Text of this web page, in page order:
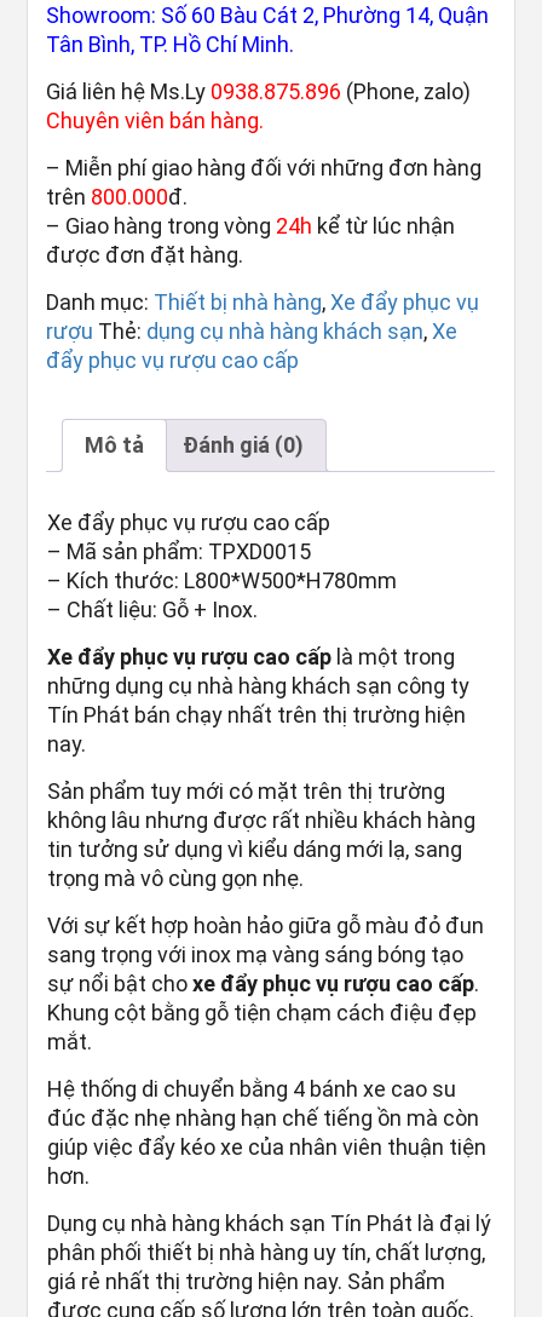
Showroom: Số 60 Bàu Cát 2, Phường 14, Quận
Tân Bình, TP. Hồ Chí Minh.
Giá liên hệ Ms.Ly 0938.875.896 (Phone, zalo)
Chuyên viên bán hàng.
– Miễn phí giao hàng đối với những đơn hàng
trên 800.000đ.
– Giao hàng trong vòng 24h kể từ lúc nhận
được đơn đặt hàng.
Danh mục: Thiết bị nhà hàng,Xe đẩy phục vụ
rượu Thẻ: dụng cụ nhà hàng khách sạn,Xe
đẩy phục vụ rượu cao cấp
Mô tả Đánh giá (0)
Xe đẩy phục vụ rượu cao cấp
– Mã sản phẩm: TPXD0015
– Kích thước: L800*W500*H780mm
– Chất liệu: Gỗ + Inox.
Xe đẩy phục vụ rượu cao cấp là một trong
những dụng cụ nhà hàng khách sạn công ty
Tín Phát bán chạy nhất trên thị trường hiện
nay.
Sản phẩm tuy mới có mặt trên thị trường
không lâu nhưng được rất nhiều khách hàng
tin tưởng sử dụng vì kiểu dáng mới lạ, sang
trọng mà vô cùng gọn nhẹ.
Với sự kết hợp hoàn hảo giữa gỗ màu đỏ đun
sang trọng với inox mạ vàng sáng bóng tạo
sự nổi bật choxe đẩy phục vụ rượu cao cấp.
Khung cột bằng gỗ tiện chạm cách điệu đẹp
mắt.
Hệ thống di chuyển bằng 4 bánh xe cao su
đúc đặc nhẹ nhàng hạn chế tiếng ồn mà còn
giúp việc đẩy kéo xe của nhân viên thuận tiện
hơn.
Dụng cụ nhà hàng khách sạn Tín Phát là đại lý
phân phối thiết bị nhà hàng uy tín, chất lượng,
giá rẻ nhất thị trường hiện nay. Sản phẩm
được cung cấp số lượng lớn trên toàn quốc.